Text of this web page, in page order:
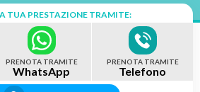
TUA PRESTAZIONE TRAMITE:
PRENOTA TRAMITE
WhatsApp
PRENOTA TRAMITE
Telefono